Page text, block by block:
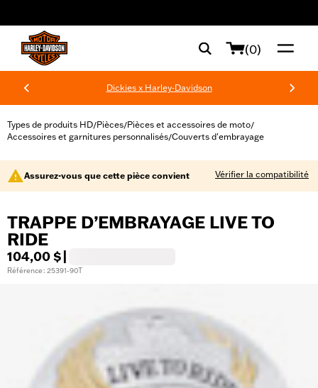
(0)
Dickies x Harley-Davidson
Types de produits HD/Pièces/Pièces et accessoires de moto/
Accessoires et garnitures personnalisés/Couverts d'embrayage
Assurez-vous que cette pièce convient Vérifier la compatibilité
TRAPPE D’EMBRAYAGE LIVE TO
RIDE
104,00 $
Référence : 25391-90T